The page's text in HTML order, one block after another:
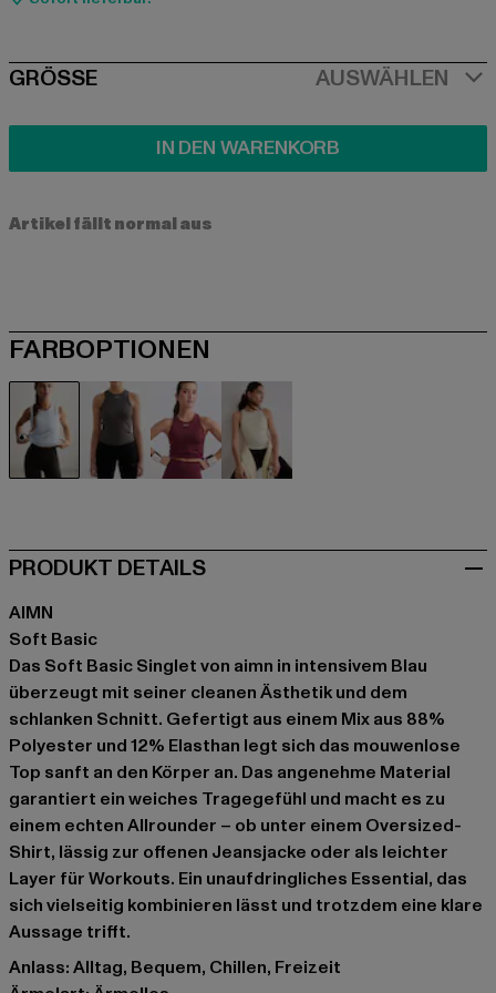
SIZE
GRÖSSE AUSWÄHLEN
IN DEN WARENKORB
Artikel fällt normal aus
FARBOPTIONEN
PRODUKT DETAILS
AIMN
Soft Basic
Das Soft Basic Singlet von aimn in intensivem Blau
überzeugt mit seiner cleanen Ästhetik und dem
schlanken Schnitt. Gefertigt aus einem Mix aus 88%
Polyester und 12% Elasthan legt sich das mouwenlose
Top sanft an den Körper an. Das angenehme Material
garantiert ein weiches Tragegefühl und macht es zu
einem echten Allrounder – ob unter einem Oversized-
Shirt, lässig zur offenen Jeansjacke oder als leichter
Layer für Workouts. Ein unaufdringliches Essential, das
sich vielseitig kombinieren lässt und trotzdem eine klare
Aussage trifft.
Anlass: Alltag, Bequem, Chillen, Freizeit